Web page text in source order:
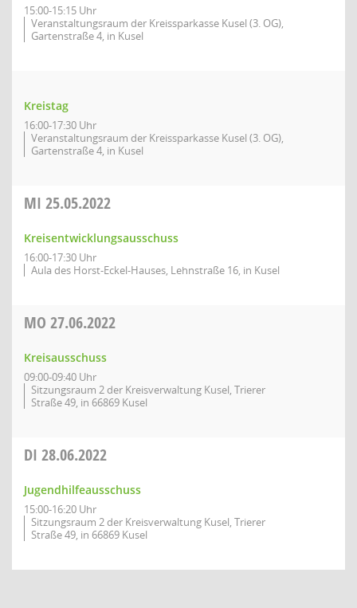
15:00-15:15 Uhr
Veranstaltungsraum der Kreissparkasse Kusel (3. OG),
Gartenstraße 4, in Kusel
Kreistag
16:00-17:30 Uhr
Veranstaltungsraum der Kreissparkasse Kusel (3. OG),
Gartenstraße 4, in Kusel
MI 25.05.2022
Kreisentwicklungsausschuss
16:00-17:30 Uhr
Aula des Horst-Eckel-Hauses, Lehnstraße 16, in Kusel
MO 27.06.2022
Kreisausschuss
09:00-09:40 Uhr
Sitzungsraum 2 der Kreisverwaltung Kusel, Trierer
Straße 49, in 66869 Kusel
DI 28.06.2022
Jugendhilfeausschuss
15:00-16:20 Uhr
Sitzungsraum 2 der Kreisverwaltung Kusel, Trierer
Straße 49, in 66869 Kusel